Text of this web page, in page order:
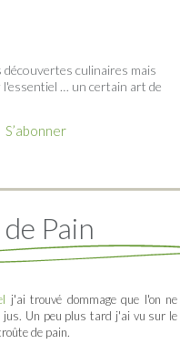
découvertes culinaires mais
… un certain art de
S’abonner
Pain
j'ai trouvé dommage que l'on ne
jus. Un peu plus tard j'ai vu sur le
de pain.